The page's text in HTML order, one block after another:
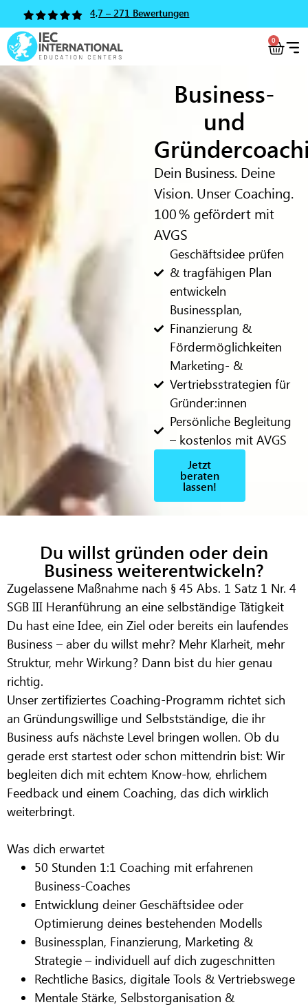
4,7 – 271 Bewertungen
0
Business-
und
Dein Business. Deine
Vision. Unser Coaching.
100 % gefördert mit
AVGS
Geschäftsidee prüfen
& tragfähigen Plan
entwickeln
Businessplan,
Finanzierung &
Fördermöglichkeiten
Marketing- &
Vertriebsstrategien für
Gründer:innen
Persönliche Begleitung
– kostenlos mit AVGS
Jetzt
beraten
lassen!
Du willst gründen oder dein
Business weiterentwickeln?
Zugelassene Maßnahme nach § 45 Abs. 1 Satz 1 Nr. 4
SGB III Heranführung an eine selbständige Tätigkeit
Du hast eine Idee, ein Ziel oder bereits ein laufendes
Business – aber du willst mehr? Mehr Klarheit, mehr
Struktur, mehr Wirkung? Dann bist du hier genau
richtig.
Unser zertifiziertes Coaching-Programm richtet sich
an Gründungswillige und Selbstständige, die ihr
Business aufs nächste Level bringen wollen. Ob du
gerade erst startest oder schon mittendrin bist: Wir
begleiten dich mit echtem Know-how, ehrlichem
Feedback und einem Coaching, das dich wirklich
weiterbringt.
Was dich erwartet
50 Stunden 1:1 Coaching mit erfahrenen
Business-Coaches
Entwicklung deiner Geschäftsidee oder
Optimierung deines bestehenden Modells
Businessplan, Finanzierung, Marketing &
Strategie – individuell auf dich zugeschnitten
Rechtliche Basics, digitale Tools & Vertriebswege
Mentale Stärke, Selbstorganisation &